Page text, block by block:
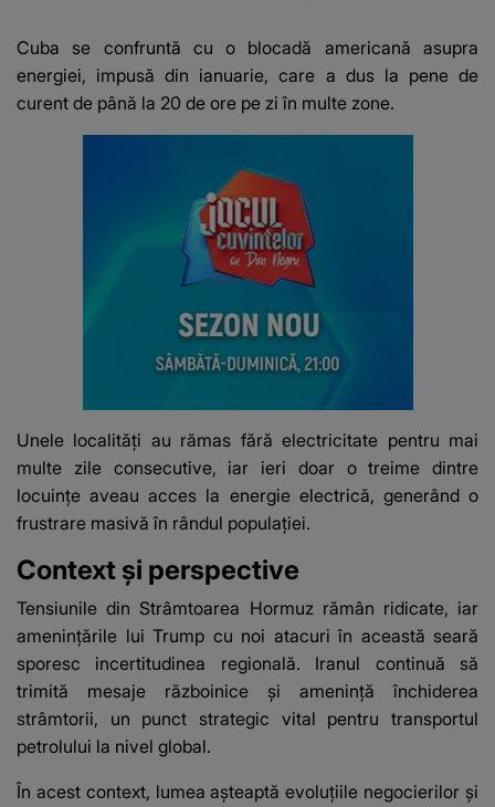
fanilor
Cuba se confruntă cu o blocadă americană asupra
energiei, impusă din ianuarie, care a dus la pene de
curent de până la 20 de ore pe zi în multe zone.
Unele localități au rămas fără electricitate pentru mai
multe zile consecutive, iar ieri doar o treime dintre
locuințe aveau acces la energie electrică, generând o
frustrare masivă în rândul populației.
Context și perspective
Tensiunile din Strâmtoarea Hormuz rămân ridicate, iar
amenințările lui Trump cu noi atacuri în această seară
sporesc incertitudinea regională. Iranul continuă să
trimită mesaje războinice și amenință închiderea
strâmtorii, un punct strategic vital pentru transportul
petrolului la nivel global.
În acest context, lumea așteaptă evoluțiile negocierilor și